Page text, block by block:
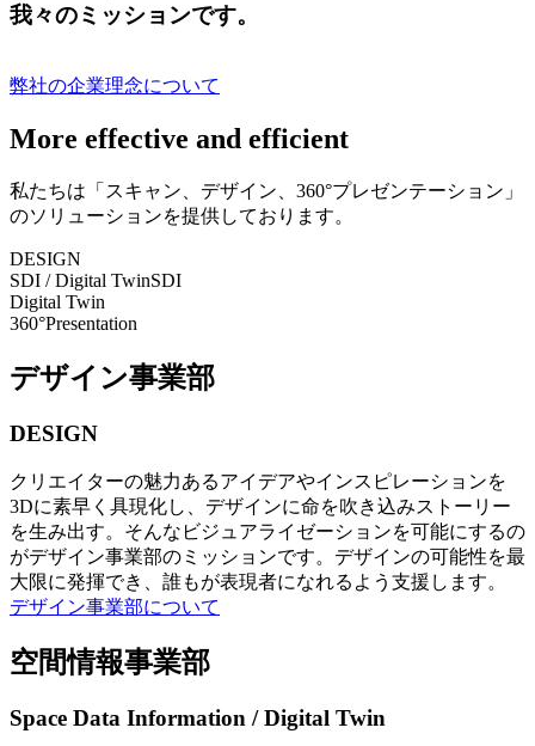
我々のミッションです。
弊社の企業理念について
More effective and efficient
私たちは「スキャン、デザイン、360°プレゼンテーション」
のソリューションを提供しております。
DESIGN
SDI / Digital TwinSDI
Digital Twin
360°Presentation
デザイン事業部
DESIGN
クリエイターの魅力あるアイデアやインスピレーションを
3Dに素早く具現化し、デザインに命を吹き込みストーリー
を生み出す。そんなビジュアライゼーションを可能にするの
がデザイン事業部のミッションです。デザインの可能性を最
大限に発揮でき、誰もが表現者になれるよう支援します。
デザイン事業部について
空間情報事業部
Space Data Information / Digital Twin